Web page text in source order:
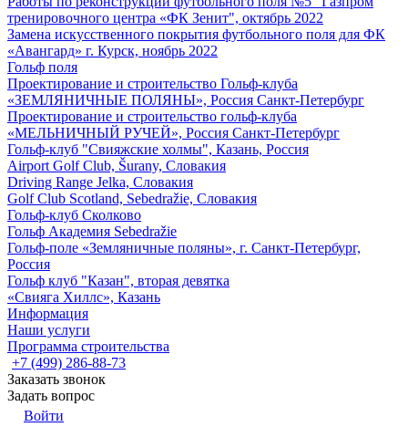
тренировочного центра «ФК Зенит", октябрь 2022
Замена искусственного покрытия футбольного поля для ФК
«Авангард» г. Курск, ноябрь 2022
Гольф поля
Проектирование и строительство Гольф-клуба
«ЗЕМЛЯНИЧНЫЕ ПОЛЯНЫ», Россия Санкт-Петербург
Проектирование и строительство гольф-клуба
«МЕЛЬНИЧНЫЙ РУЧЕЙ», Россия Санкт-Петербург
Гольф-клуб "Свияжские холмы", Казань, Россия
Airport Golf Club, Šurany, Словакия
Driving Range Jelka, Словакия
Golf Club Scotland, Sebedražie, Словакия
Гольф-клуб Сколково
Гольф Академия Sebedražie
Гольф-поле «Земляничные поляны», г. Санкт-Петербург,
Россия
Гольф клуб "Казан", вторая девятка
«Свияга Хиллс», Казань
Информация
Наши услуги
Программа строительства
+7 (499) 286-88-73
Заказать звонок
Задать вопрос
Войти